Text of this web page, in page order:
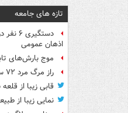
تازه های جامعه
اذهان عمومی
موج بارش‌های
راز مرگ مرد ۷۲ ساله در تهرانپارس فاش شد
قابی زیبا از
نمایی زیبا از